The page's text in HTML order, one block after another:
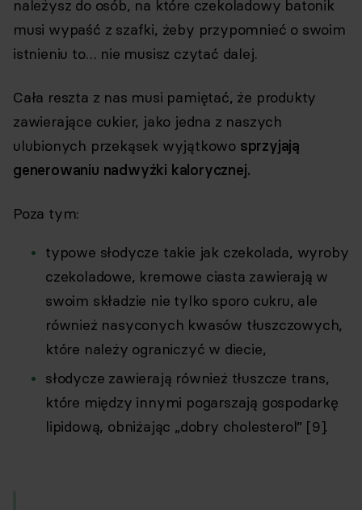
należysz do osób, na które czekoladowy batonik
musi wypaść z szafki, żeby przypomnieć o swoim
istnieniu to… nie musisz czytać dalej.
Cała reszta z nas musi pamiętać, że produkty
zawierające cukier, jako jedna z naszych
ulubionych przekąsek wyjątkowo sprzyjają
generowaniu nadwyżki kalorycznej.
Poza tym:
typowe słodycze takie jak czekolada, wyroby
czekoladowe, kremowe ciasta zawierają w
swoim składzie nie tylko sporo cukru, ale
również nasyconych kwasów tłuszczowych,
które należy ograniczyć w diecie,
słodycze zawierają również tłuszcze trans,
które między innymi pogarszają gospodarkę
lipidową, obniżając „dobry cholesterol” [9].